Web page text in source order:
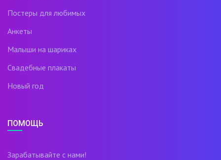
Постеры для любимых
Анкеты
Малыши на шариках
Свадебные плакаты
Новый год
ПОМОЩЬ
Зарабатывайте с нами!